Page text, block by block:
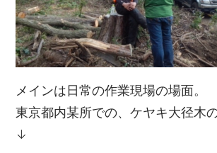
メインは日常の作業現場の場面。
東京都内某所での、ケヤキ大径木
↓